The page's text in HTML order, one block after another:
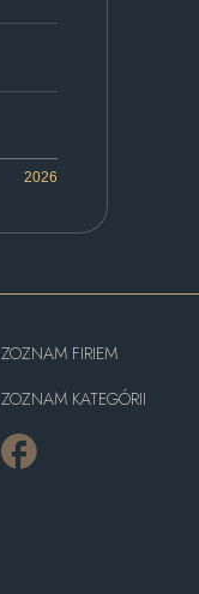
2026
ZOZNAM FIRIEM
ZOZNAM KATEGÓRII